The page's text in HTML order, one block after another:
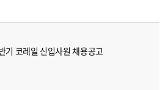
기 코레일 신입사원 채용공고